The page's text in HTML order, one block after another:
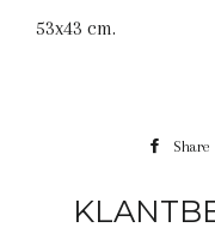
53x43 cm.
Share